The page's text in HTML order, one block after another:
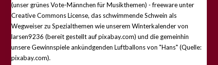
(unser grünes Vote-Männchen für Musikthemen) - freeware unter
Creative Commons License, das schwimmende Schwein als
Wegweiser zu Spezialthemen wie unserem Winterkalender von
larsen9236 (bereit gestellt auf pixabay.com) und die gemeinhin
unsere Gewinnspiele ankündgenden Luftballons von "Hans" (Quelle:
pixabay.com).